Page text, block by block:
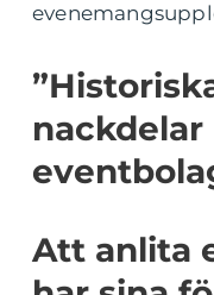
nackdelar
Att anlita